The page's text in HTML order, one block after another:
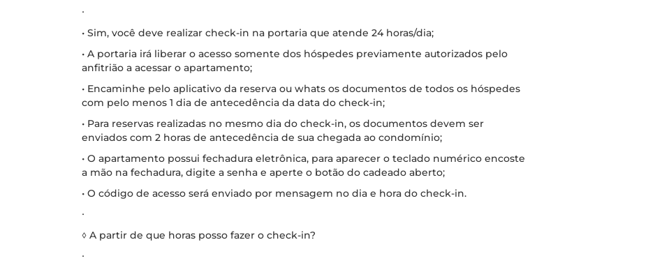
∙
• Sim, você deve realizar check-in na portaria que atende 24 horas/dia;
• A portaria irá liberar o acesso somente dos hóspedes previamente autorizados pelo
anfitrião a acessar o apartamento;
• Encaminhe pelo aplicativo da reserva ou whats os documentos de todos os hóspedes
com pelo menos 1 dia de antecedência da data do check-in;
• Para reservas realizadas no mesmo dia do check-in, os documentos devem ser
enviados com 2 horas de antecedência de sua chegada ao condomínio;
• O apartamento possui fechadura eletrônica, para aparecer o teclado numérico encoste
a mão na fechadura, digite a senha e aperte o botão do cadeado aberto;
• O código de acesso será enviado por mensagem no dia e hora do check-in.
∙
◊ A partir de que horas posso fazer o check-in?
∙